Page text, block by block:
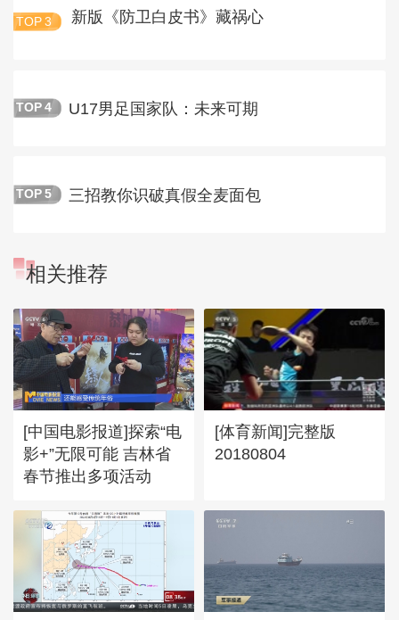
TOP 3 新版《防卫白皮书》藏祸心
TOP 4 U17男足国家队：未来可期
TOP 5 三招教你识破真假全麦面包
相关推荐
[中国电影报道]探索“电
影+”无限可能 吉林省
春节推出多项活动
[体育新闻]完整版
20180804